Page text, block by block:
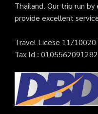
Thailand. Our trip run
provide excellent
Travel Licese 11/10020
Tax Id : 0105562091282